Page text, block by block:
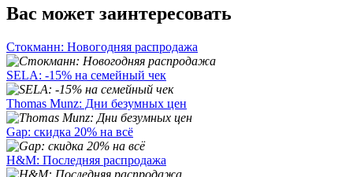
Вас может заинтересовать
Стокманн: Новогодняя распродажа
SELA: -15% на семейный чек
Thomas Munz: Дни безумных цен
Gap: скидка 20% на всё
H&M: Последняя распродажа